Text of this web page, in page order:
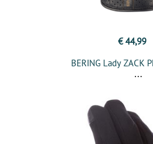
€ 44,99
BERING Lady ZACK